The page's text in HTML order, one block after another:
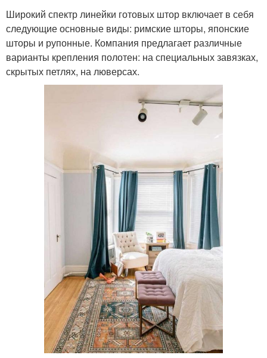
Широкий спектр линейки готовых штор включает в себя
следующие основные виды: римские шторы, японские
шторы и рупонные. Компания предлагает различные
варианты крепления полотен: на специальных завязках,
скрытых петлях, на люверсах.